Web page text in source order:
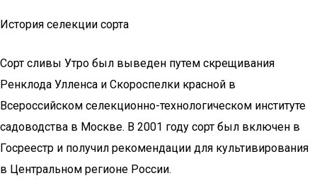
История селекции сорта
Сорт сливы Утро был выведен путем скрещивания
Ренклода Улленса и Скороспелки красной в
Всероссийском селекционно-технологическом институте
садоводства в Москве. В 2001 году сорт был включен в
Госреестр и получил рекомендации для культивирования
в Центральном регионе России.